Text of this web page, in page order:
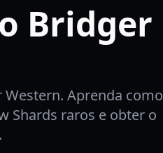
Bridger
Aprenda como
Shards raros e obter o